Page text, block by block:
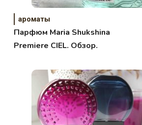
ароматы
Парфюм Maria Shukshina
Premiere CIEL. Обзор.